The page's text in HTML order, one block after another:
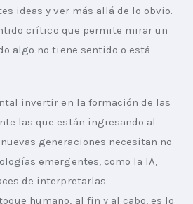
ideas y ver más allá de lo obvio.
crítico que permite mirar un
algo no tiene sentido o está
invertir en la formación de las
las que están ingresando al
generaciones necesitan no
emergentes, como la IA,
de interpretarlas
humano, al fin y al cabo, es lo